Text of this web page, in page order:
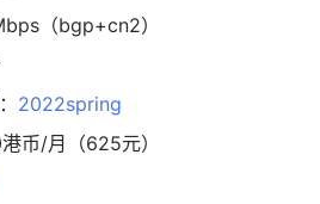
（bgp+cn2）
2022spring
币/月（625元）